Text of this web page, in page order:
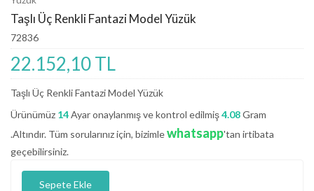
Taşlı Üç Renkli Fantazi Model Yüzük
72836
22.152,10 TL
Taşlı Üç Renkli Fantazi Model Yüzük
Ürünümüz 14Ayar onaylanmış ve kontrol edilmiş4.08Gram
.Altındır. Tüm sorularınız için, bizimlewhatsapp'tan irtibata
geçebilirsiniz.
Sepete Ekle